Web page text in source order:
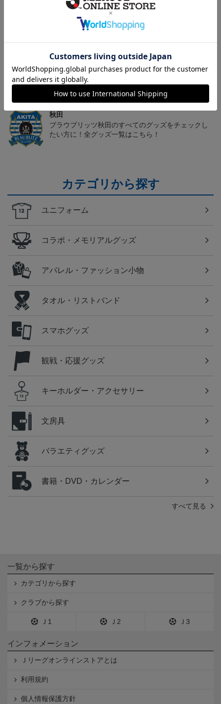
愛するクラブのアパレル・ファッション小物もチェ
こだわりのデザインに注目！タオルマフラーは応援
の必須アイテム！
秋田
ブラウブリッツ秋田のすべてのグッズをチェックし
たい方に！全グッズ一覧はこちら！
カテゴリから探す
ユニフォーム
コラボ・メモリアルグッズ
アパレル・ファッション小物
タオル・リストバンド
スマホグッズ
観戦・応援グッズ
キーホルダー・アクセサリー
文房具
バラエティグッズ
書籍・DVD・カレンダー
すべて見る
一覧から探す
カテゴリから探す
クラブから探す
Ｊ1 Ｊ2 Ｊ3
インフォメーション
Ｊリーグオンラインストアとは
利用規約
個人情報保護方針